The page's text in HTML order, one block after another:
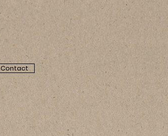
©
Contact